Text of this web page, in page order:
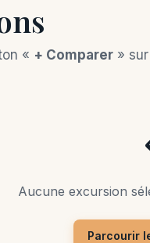
« + Comparer »
Aucune excursion
Parcourir